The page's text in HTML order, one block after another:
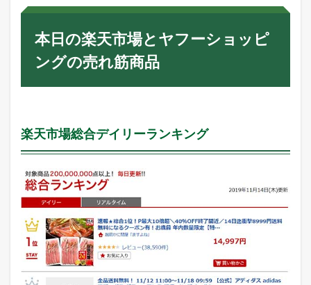
本日の楽天市場とヤフーショッピ
ングの売れ筋商品
楽天市場総合デイリーランキング